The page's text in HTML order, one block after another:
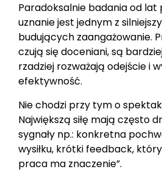
Paradoksalnie badania od lat
uznanie jest jednym z
budujących zaangażowanie.
czują się doceniani, są
rzadziej rozważają odejście i
efektywność.
Nie chodzi przy tym o
Największą siłę mają często
sygnały np.: konkretna
wysiłku, krótki feedback,
praca ma znaczenie”.